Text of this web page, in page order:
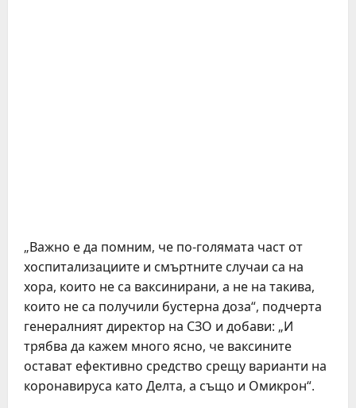
„Важно е да помним, че по-голямата част от
хоспитализациите и смъртните случаи са на
хора, които не са ваксинирани, а не на такива,
които не са получили бустерна доза“, подчерта
генералният директор на СЗО и добави: „И
трябва да кажем много ясно, че ваксините
остават ефективно средство срещу варианти на
коронавируса като Делта, а също и Омикрон“.